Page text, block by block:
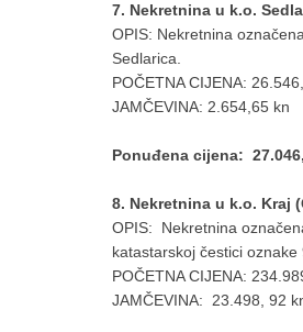
7. Nekretnina u k.o.
OPIS: Nekretnina
Sedlarica.
POČETNA CIJENA:
JAMČEVINA: 2.654,65 kn
Ponuđena cijena:
8. Nekretnina u k.o. Kraj
OPIS: Nekretnina
katastarskoj čestici oznake
POČETNA CIJENA:
JAMČEVINA: 23.498, 92